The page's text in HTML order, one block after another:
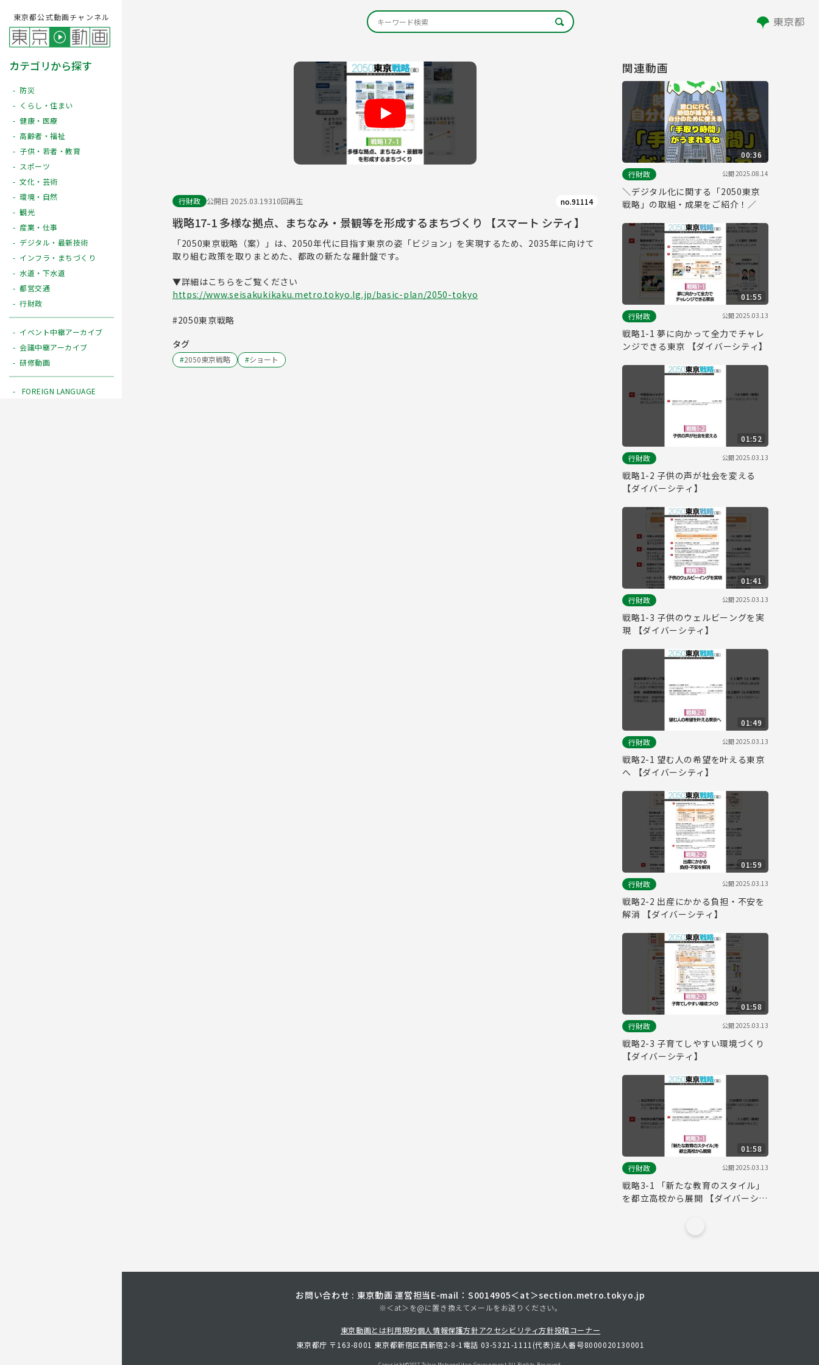
東京都公式動画チャンネル
カテゴリから探す
防災
くらし・住まい
健康・医療
高齢者・福祉
子供・若者・教育
スポーツ
文化・芸術
環境・自然
観光
産業・仕事
デジタル・最新技術
インフラ・まちづくり
水道・下水道
都営交通
行財政
イベント中継アーカイブ
会議中継アーカイブ
研修動画
FOREIGN LANGUAGE
行財政 公開日 2025.03.19310回再生 no.91114
戦略17-1 多様な拠点、まちなみ・景観等を形成するまちづくり 【スマート シティ】
「2050東京戦略（案）」は、2050年代に目指す東京の姿「ビジョン」を実現するため、2035年に向けて
取り組む政策を取りまとめた、都政の新たな羅針盤です。
▼詳細はこちらをご覧ください
https://www.seisakukikaku.metro.tokyo.lg.jp/basic-plan/2050-tokyo
#2050東京戦略
タグ
#2050東京戦略 #ショート
関連動画
00:36
行財政
公開2025.08.14
＼デジタル化に関する「2050東京
戦略」の取組・成果をご紹介！／
01:55
行財政
公開2025.03.13
戦略1-1 夢に向かって全力でチャレ
ンジできる東京 【ダイバーシティ】
01:52
行財政
公開2025.03.13
戦略1-2 子供の声が社会を変える
【ダイバーシティ】
01:41
行財政
公開2025.03.13
戦略1-3 子供のウェルビーングを実
現 【ダイバーシティ】
01:49
行財政
公開2025.03.13
戦略2-1 望む人の希望を叶える東京
へ 【ダイバーシティ】
01:59
行財政
公開2025.03.13
戦略2-2 出産にかかる負担・不安を
解消 【ダイバーシティ】
01:58
行財政
公開2025.03.13
戦略2-3 子育てしやすい環境づくり
【ダイバーシティ】
01:58
行財政
公開2025.03.13
戦略3-1 「新たな教育のスタイル」
を都立高校から展開 【ダイバーシテ
お問い合わせ : 東京動画 運営担当 E-mail：S0014905＜at＞section.metro.tokyo.jp
※＜at＞を@に置き換えてメールをお送りください。
東京動画とは利用規約個人情報保護方針アクセシビリティ方針投稿コーナー
東京都庁 〒163-8001 東京都新宿区西新宿2-8-1 電話 03-5321-1111(代表)法人番号8000020130001